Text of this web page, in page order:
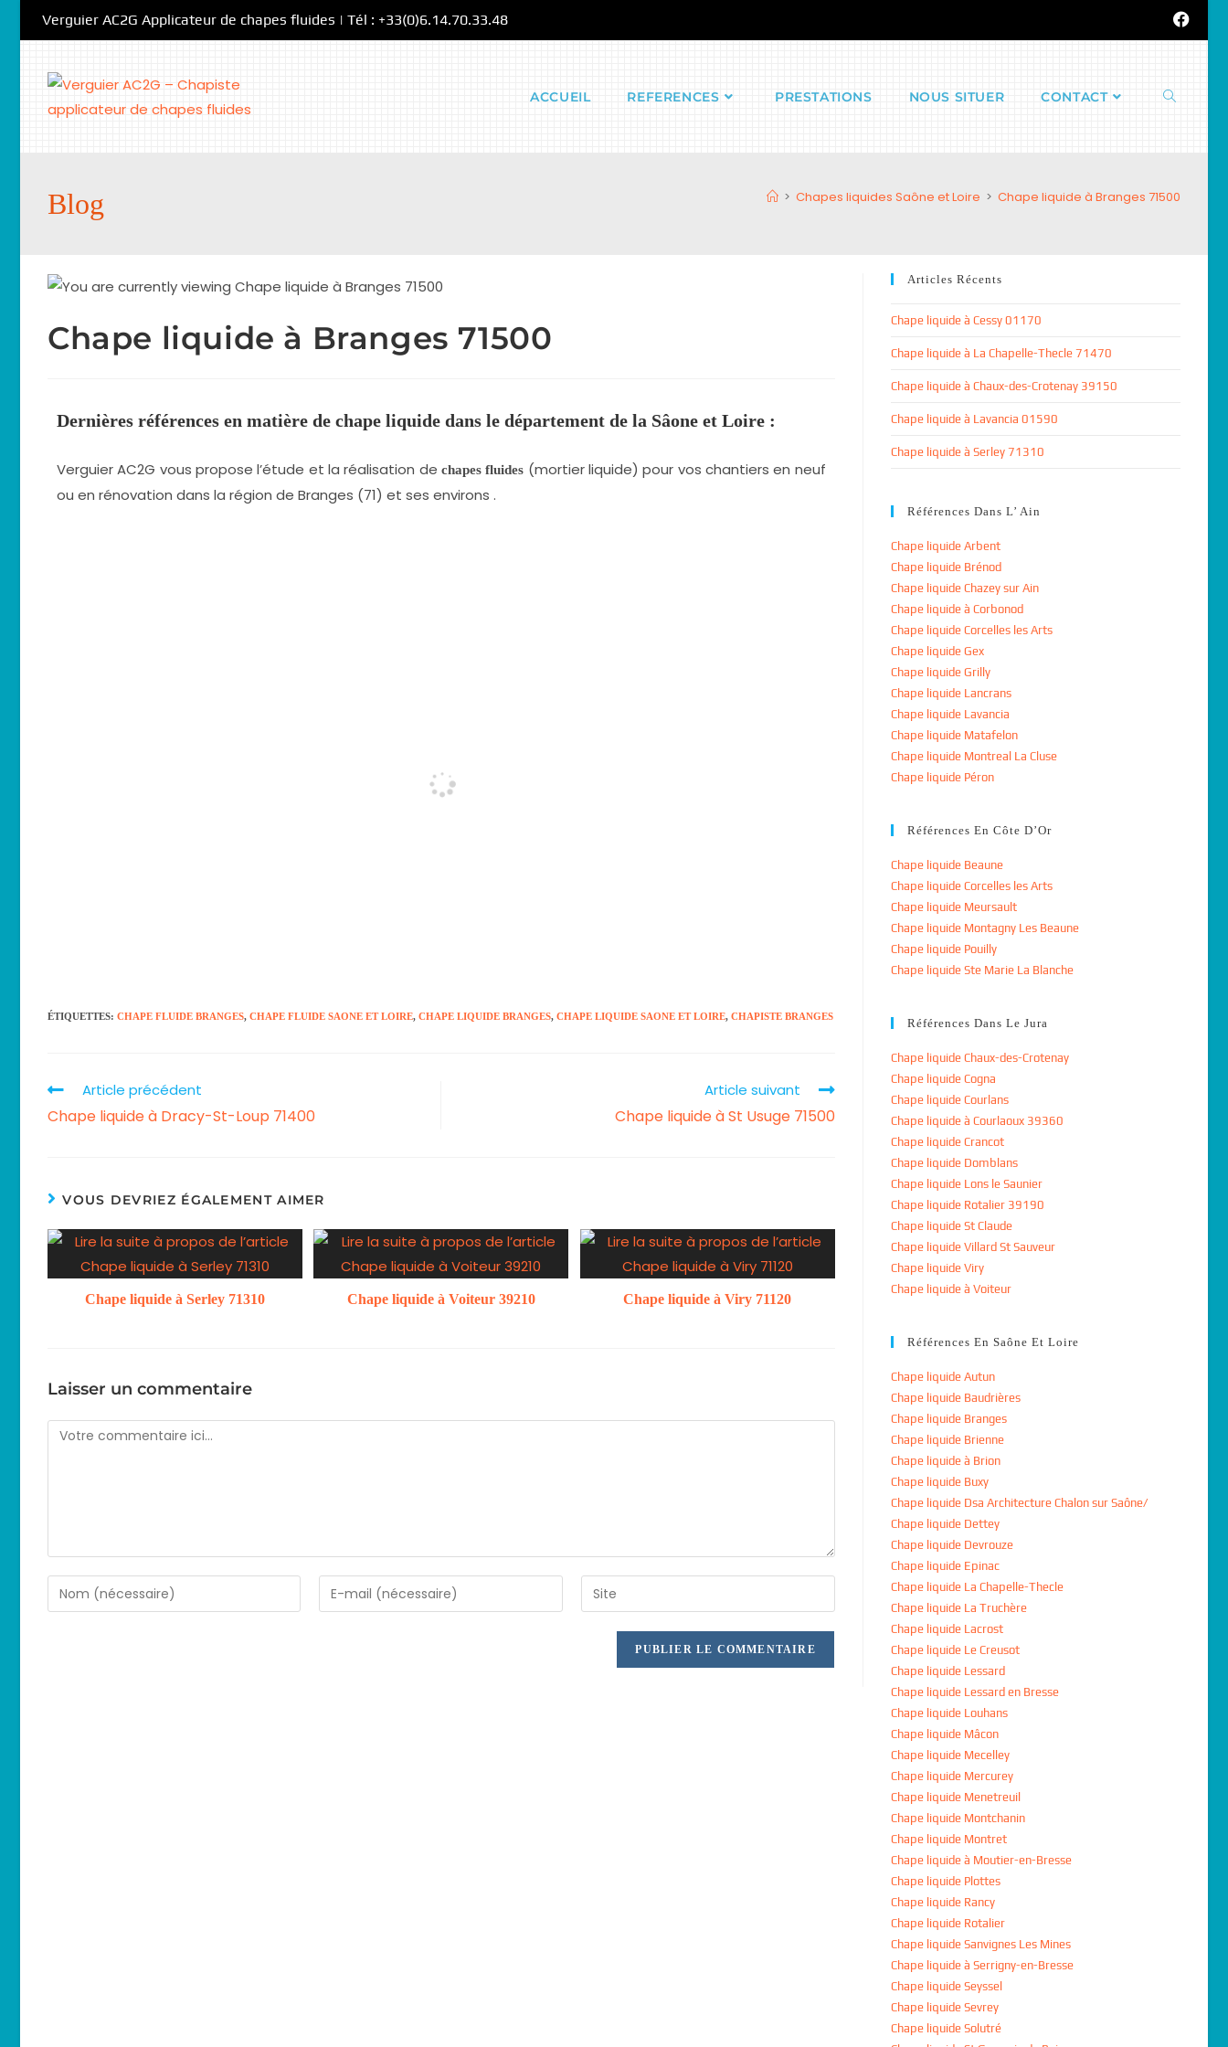
Verguier AC2G Applicateur de chapes fluides | Tél : +33(0)6.14.70.33.48
ACCUEIL REFERENCES PRESTATIONS NOUS SITUER CONTACT
Blog > Chapes liquides Saône et Loire > Chape liquide à Branges 71500
Chape liquide à Branges 71500
Dernières références en matière de chape liquide dans le département de la Sâone et Loire :
Verguier AC2G vous propose l’étude et la réalisation dechapes fluides (mortier liquide) pour vos chantiers en neuf
ou en rénovation dans la région de Branges (71) et ses environs .
ÉTIQUETTES: CHAPE FLUIDE BRANGES, CHAPE FLUIDE SAONE ET LOIRE, CHAPE LIQUIDE BRANGES, CHAPE LIQUIDE SAONE ET LOIRE, CHAPISTE BRANGES
Article précédent
Chape liquide à Dracy-St-Loup 71400
Article suivant
Chape liquide à St Usuge 71500
VOUS DEVRIEZ ÉGALEMENT AIMER
Chape liquide à Serley 71310 Chape liquide à Voiteur 39210 Chape liquide à Viry 71120
Laisser un commentaire
Articles Récents
Chape liquide à Cessy 01170
Chape liquide à La Chapelle-Thecle 71470
Chape liquide à Chaux-des-Crotenay 39150
Chape liquide à Lavancia 01590
Chape liquide à Serley 71310
Références Dans L’ Ain
Chape liquide Arbent
Chape liquide Brénod
Chape liquide Chazey sur Ain
Chape liquide à Corbonod
Chape liquide Corcelles les Arts
Chape liquide Gex
Chape liquide Grilly
Chape liquide Lancrans
Chape liquide Lavancia
Chape liquide Matafelon
Chape liquide Montreal La Cluse
Chape liquide Péron
Références En Côte D’Or
Chape liquide Beaune
Chape liquide Corcelles les Arts
Chape liquide Meursault
Chape liquide Montagny Les Beaune
Chape liquide Pouilly
Chape liquide Ste Marie La Blanche
Références Dans Le Jura
Chape liquide Chaux-des-Crotenay
Chape liquide Cogna
Chape liquide Courlans
Chape liquide à Courlaoux 39360
Chape liquide Crancot
Chape liquide Domblans
Chape liquide Lons le Saunier
Chape liquide Rotalier 39190
Chape liquide St Claude
Chape liquide Villard St Sauveur
Chape liquide Viry
Chape liquide à Voiteur
Références En Saône Et Loire
Chape liquide Autun
Chape liquide Baudrières
Chape liquide Branges
Chape liquide Brienne
Chape liquide à Brion
Chape liquide Buxy
Chape liquide Dsa Architecture Chalon sur Saône/
Chape liquide Dettey
Chape liquide Devrouze
Chape liquide Epinac
Chape liquide La Chapelle-Thecle
Chape liquide La Truchère
Chape liquide Lacrost
Chape liquide Le Creusot
Chape liquide Lessard
Chape liquide Lessard en Bresse
Chape liquide Louhans
Chape liquide Mâcon
Chape liquide Mecelley
Chape liquide Mercurey
Chape liquide Menetreuil
Chape liquide Montchanin
Chape liquide Montret
Chape liquide à Moutier-en-Bresse
Chape liquide Plottes
Chape liquide Rancy
Chape liquide Rotalier
Chape liquide Sanvignes Les Mines
Chape liquide à Serrigny-en-Bresse
Chape liquide Seyssel
Chape liquide Sevrey
Chape liquide Solutré